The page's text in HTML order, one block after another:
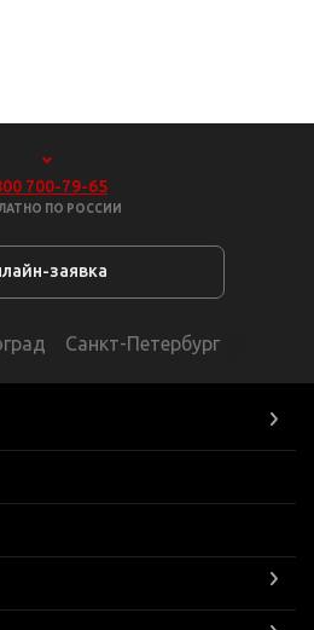
700-79-65
ПО РОССИИ
заявка
Санкт-Петербург